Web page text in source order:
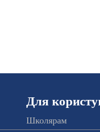
Для
Школярам